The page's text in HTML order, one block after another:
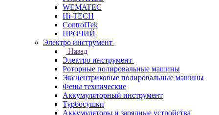
WEMATEC
Hi-TECH
ControlTek
ПРОЧИЙ
Электро инструмент
Назад
Электро инструмент
Роторные полировальные машины
Эксцентриковые полировальные машины
Фены технические
Аккумуляторный инструмент
Турбосушки
Аккумуляторы и зарядные устройства